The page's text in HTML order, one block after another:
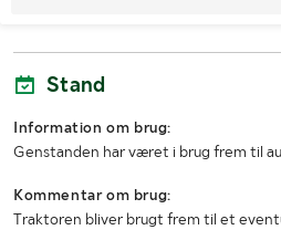
Totalvægt (kg)
Stand
Information om brug:
Genstanden har været i brug frem til
Kommentar om brug:
Traktoren bliver brugt frem til et